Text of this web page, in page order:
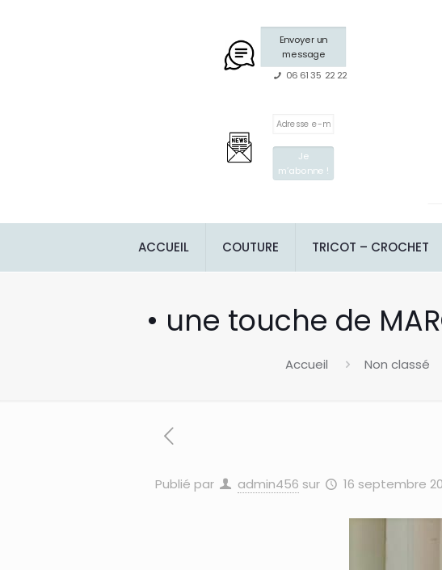
Envoyer un
message
06 61 35 22 22
ACCUEIL COUTURE TRICOT – CROCHET
• une touche de
Accueil Non classé
Publié par admin456 sur 16 septembre